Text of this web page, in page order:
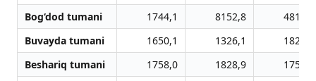
Bog‘dod tumani 1744,1 8152,8
4812,4
Buvayda tumani
1650,1 1326,1
1820,2
Beshariq tumani
1758,0 1828,9
1756,6